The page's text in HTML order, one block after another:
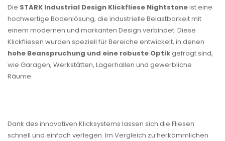
Die STARK Industrial Design Klickfliese Nightstoneist eine
hochwertige Bodenlösung, die industrielle Belastbarkeit mit
einem modernen und markanten Design verbindet. Diese
Klickfliesen wurden speziell für Bereiche entwickelt, in denen
hohe Beanspruchung und eine robuste Optikgefragt sind,
wie Garagen, Werkstätten, Lagerhallen und gewerbliche
Räume.
Dank des innovativen Klicksystems lassen sich die Fliesen
schnell und einfach verlegen. Im Vergleich zu herkömmlichen